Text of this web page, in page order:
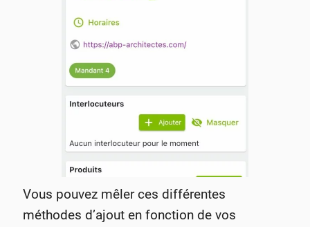
Vous pouvez mêler ces différentes
méthodes d’ajout en fonction de vos